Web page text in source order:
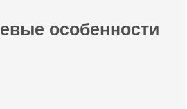
особенности